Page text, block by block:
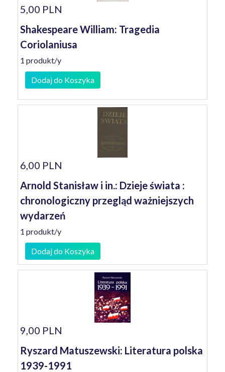
5,00 PLN
Shakespeare William: Tragedia
Coriolaniusa
1 produkt/y
Dodaj do Koszyka
6,00 PLN
Arnold Stanisław i in.: Dzieje świata :
chronologiczny przegląd ważniejszych
wydarzeń
1 produkt/y
Dodaj do Koszyka
9,00 PLN
Ryszard Matuszewski: Literatura polska
1939-1991